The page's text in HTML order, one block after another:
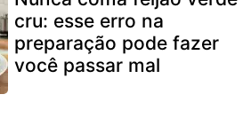
cru: esse erro na
preparação pode fazer
você passar mal